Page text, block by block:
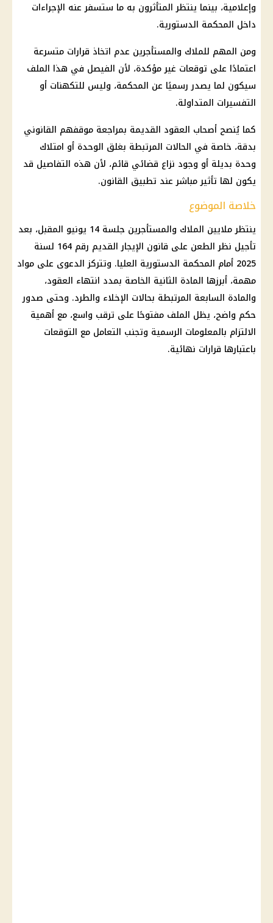
وإعلامية، بينما ينتظر المتأثرون به ما ستسفر عنه الإجراءات
داخل المحكمة الدستورية.
ومن المهم للملاك والمستأجرين عدم اتخاذ قرارات متسرعة
اعتمادًا على توقعات غير مؤكدة، لأن الفيصل في هذا الملف
سيكون لما يصدر رسميًا عن المحكمة، وليس للتكهنات أو
التفسيرات المتداولة.
كما يُنصح أصحاب العقود القديمة بمراجعة موقفهم القانوني
بدقة، خاصة في الحالات المرتبطة بغلق الوحدة أو امتلاك
وحدة بديلة أو وجود نزاع قضائي قائم، لأن هذه التفاصيل قد
يكون لها تأثير مباشر عند تطبيق القانون.
خلاصة الموضوع
ينتظر ملايين الملاك والمستأجرين
جلسة 14 يونيو المقبل، بعد
تأجيل نظر الطعن على قانون الإيجار القديم
رقم 164 لسنة
2025 أمام
المحكمة الدستورية العليا. وتتركز الدعوى على مواد
مهمة، أبرزها المادة الثانية الخاصة بمدد انتهاء العقود،
والمادة السابعة المرتبطة بحالات الإخلاء والطرد. وحتى صدور
حكم واضح، يظل الملف مفتوحًا على ترقب واسع، مع أهمية
الالتزام بالمعلومات الرسمية وتجنب التعامل مع التوقعات
باعتبارها قرارات نهائية.